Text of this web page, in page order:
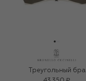
Треугольный бра